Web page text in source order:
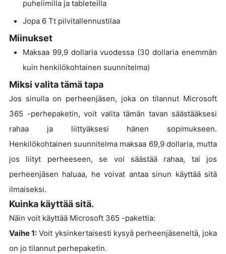
puhelimilla ja tableteilla
Jopa 6 Tt pilvitallennustilaa
Miinukset
Maksaa 99,9 dollaria vuodessa (30 dollaria enemmän
kuin henkilökohtainen suunnitelma)
Miksi valita tämä tapa
Jos sinulla on perheenjäsen, joka on tilannut Microsoft
365 -perhepaketin, voit valita tämän tavan säästääksesi
rahaa ja liittyäksesi hänen sopimukseen.
Henkilökohtainen suunnitelma maksaa 69,9 dollaria, mutta
jos liityt perheeseen, se voi säästää rahaa, tai jos
perheenjäsen haluaa, he voivat antaa sinun käyttää sitä
ilmaiseksi.
Kuinka käyttää sitä.
Näin voit käyttää Microsoft 365 -pakettia:
Vaihe 1: Voit yksinkertaisesti kysyä perheenjäseneltä, joka
on jo tilannut perhepaketin.